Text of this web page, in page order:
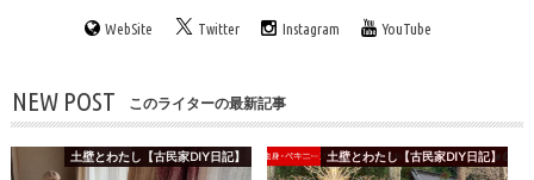
WebSite Twitter Instagram YouTube
NEW POST このライターの最新記事
土壁とわたし【古民家DIY日記】 土壁とわたし【古民家DIY日記】